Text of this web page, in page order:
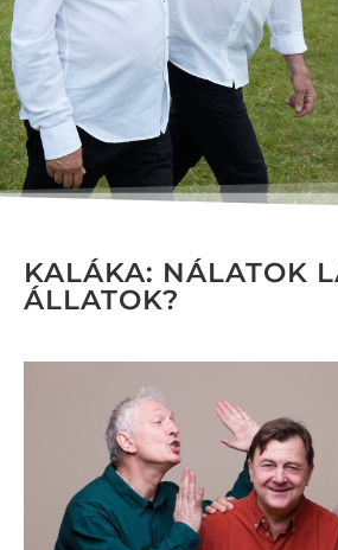
KALÁKA: NÁLATOK
ÁLLATOK?